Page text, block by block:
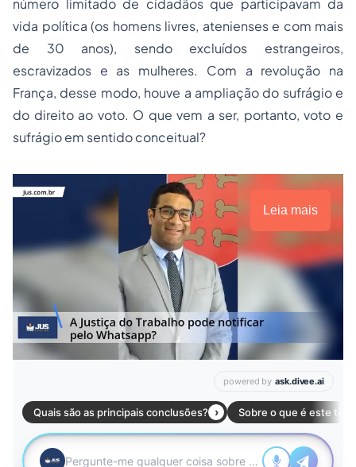
número limitado de cidadãos que participavam da
vida política (os homens livres, atenienses e com mais
de 30 anos), sendo excluídos estrangeiros,
escravizados e as mulheres. Com a revolução na
França, desse modo, houve a ampliação do sufrágio e
do direito ao voto. O que vem a ser, portanto, voto e
sufrágio em sentido conceitual?
Leia mais